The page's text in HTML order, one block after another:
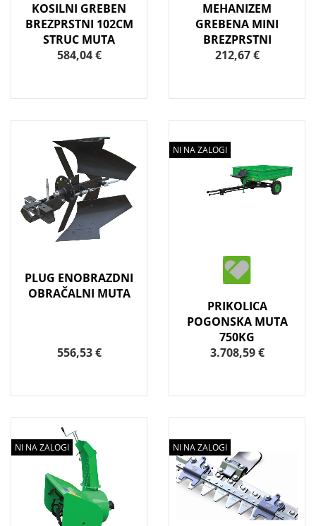
KOSILNI GREBEN
BREZPRSTNI 102CM
STRUC MUTA
584,04 €
MEHANIZEM
GREBENA MINI
BREZPRSTNI
212,67 €
PLUG ENOBRAZDNI
OBRAČALNI MUTA
556,53 €
NI NA ZALOGI
PRIKOLICA
POGONSKA MUTA
750KG
3.708,59 €
NI NA ZALOGI NI NA ZALOGI